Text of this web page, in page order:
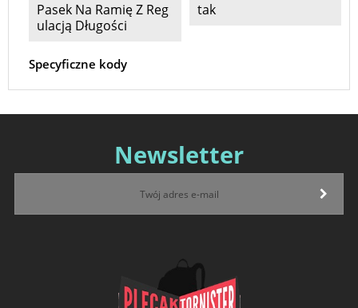
Pasek Na Ramię Z Reg
Ulacją Długości
tak
Specyficzne kody
Newsletter